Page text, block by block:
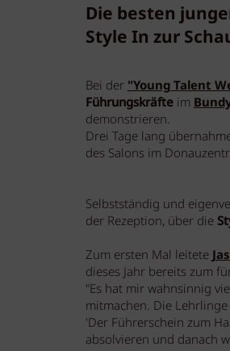
Die besten
Style In zur
Bei der"Young Talent
Führungskräfteim
demonstrieren.
Drei Tage lang
des Salons im
Selbstständig und
der Rezeption, über die
Zum ersten Mal leitete
dieses Jahr bereits zum
"Es hat mir wahnsinnig
mitmachen. Die
'Der Führerschein zum
absolvieren und danach